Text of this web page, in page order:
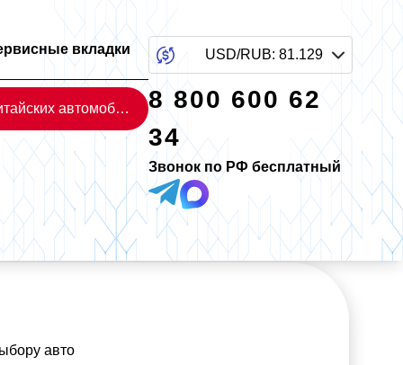
вкладки
Каталог китайских автомобилей
USD/RUB: 81.129
8 800 600 62
34
Звонок по РФ бесплатный
авто